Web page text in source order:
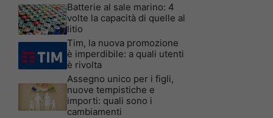
Batterie al sale marino: 4
volte la capacità di quelle al
litio
Tim, la nuova promozione
è imperdibile: a quali utenti
è rivolta
Assegno unico per i figli,
nuove tempistiche e
importi: quali sono i
cambiamenti